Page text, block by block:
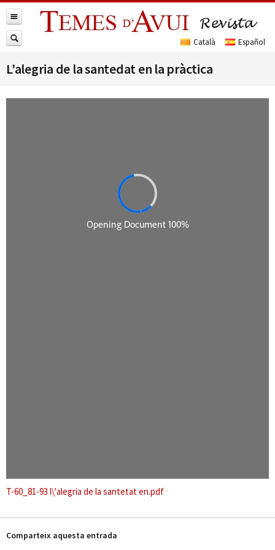
L’alegria de la santedat en la pràctica
T-60_81-93 l\'alegria de la santetat en.pdf
Comparteix aquesta entrada